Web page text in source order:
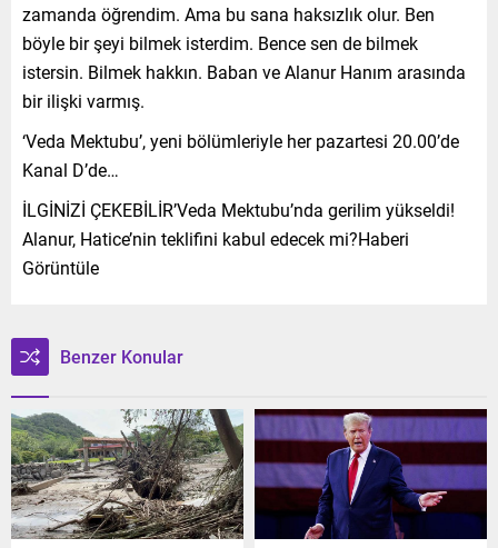
zamanda öğrendim. Ama bu sana haksızlık olur. Ben
böyle bir şeyi bilmek isterdim. Bence sen de bilmek
istersin. Bilmek hakkın. Baban ve Alanur Hanım arasında
bir ilişki varmış.
‘Veda Mektubu’, yeni bölümleriyle her pazartesi 20.00’de
Kanal D’de…
İLGİNİZİ ÇEKEBİLİR’Veda Mektubu’nda gerilim yükseldi!
Alanur, Hatice’nin teklifini kabul edecek mi?Haberi
Görüntüle
Benzer Konular